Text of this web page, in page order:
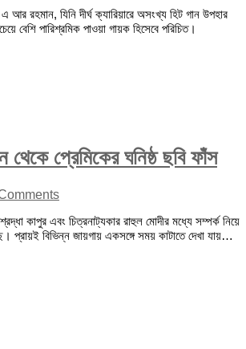
আর রহমান, যিনি দীর্ঘ ক্যারিয়ারে অসংখ্য হিট গান উপহার
বেশি পারিশ্রমিক পাওয়া গায়ক হিসেবে পরিচিত।
প্রেমিকের ঘনিষ্ঠ ছবি ফাঁস
কাপুর এবং চিত্রনাট্যকার রাহুল মোদীর মধ্যে সম্পর্ক নিয়ে
প্রায়ই বিভিন্ন জায়গায় একসঙ্গে সময় কাটাতে দেখা যায়…